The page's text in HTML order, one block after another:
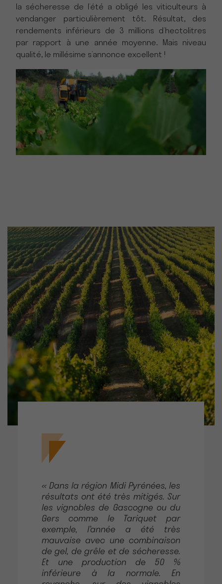
la sécheresse de l’été a obligé les viticulteurs à
vendanger particulièrement tôt. Résultat, des
rendements inférieurs de 3 millions d’hectolitres
par rapport à une année moyenne. Mais niveau
qualité, le millésime s’annonce excellent !
« Dans la région Midi Pyrénées, les
résultats ont été très mitigés. Sur
les vignobles de Gascogne ou du
Gers comme le Tariquet par
exemple, l’année a été très
mauvaise avec une combinaison
de gel, de grêle et de sécheresse.
Et une production de 50 %
inférieure à la normale. En